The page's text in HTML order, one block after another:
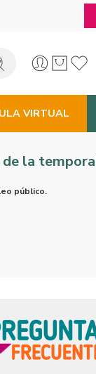
VIRTUAL
la
público.